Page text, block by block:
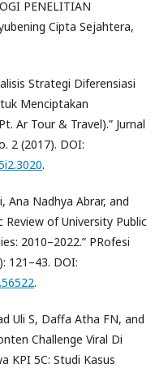
PENELITIAN
Cipta Sejahtera,
Strategi Diferensiasi
Menciptakan
Ar Tour & Travel).” Jurnal
2 (2017). DOI:
.
Ana Nadhya Abrar, and
Review of University Public
2010–2022.” PRofesi
121–43. DOI:
.
Uli S, Daffa Atha FN, and
Challenge Viral Di
KPI 5C: Studi Kasus